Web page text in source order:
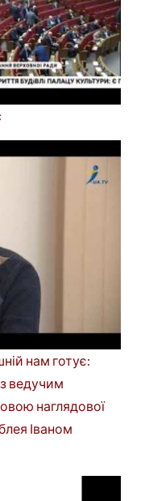
нам готує:
ведучим
наглядової
Іваном